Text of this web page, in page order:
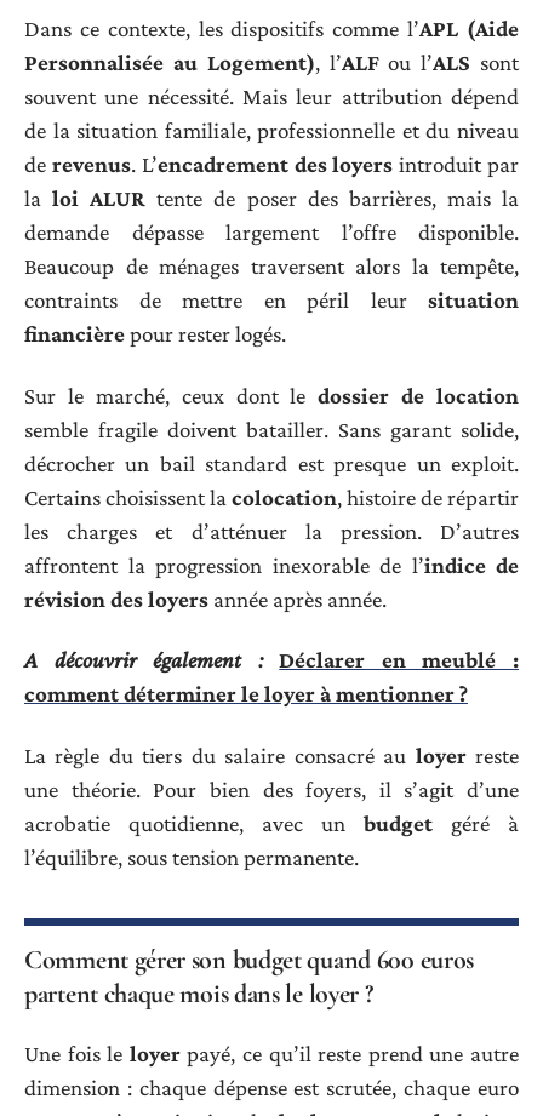
Dans ce contexte, les dispositifs comme l’APL (Aide
Personnalisée au Logement), l’ALFou l’ALS sont
souvent une nécessité. Mais leur attribution dépend
de la situation familiale, professionnelle et du niveau
de revenus. L’encadrement des loyers introduit par
laloi ALUR tente de poser des barrières, mais la
demande dépasse largement l’offre disponible.
Beaucoup de ménages traversent alors la tempête,
contraints de mettre en péril leur situation
financièrepour rester logés.
Sur le marché, ceux dont ledossier de location
semble fragile doivent batailler. Sans garant solide,
décrocher un bail standard est presque un exploit.
Certains choisissent la colocation, histoire de répartir
les charges et d’atténuer la pression. D’autres
affrontent la progression inexorable de l’indice de
révision des loyers année après année.
A découvrir également :
Déclarer en meublé :
comment déterminer le loyer à mentionner ?
La règle du tiers du salaire consacré au loyerreste
une théorie. Pour bien des foyers, il s’agit d’une
acrobatie quotidienne, avec un budget géré à
l’équilibre, sous tension permanente.
Comment gérer son budget quand 600 euros
partent chaque mois dans le loyer ?
Une fois le loyerpayé, ce qu’il reste prend une autre
dimension : chaque dépense est scrutée, chaque euro